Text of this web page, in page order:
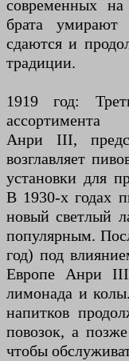
современных
брата
сдаются и
традиции.
1919 год:
ассортимента
Анри III,
возглавляет
установки для
В 1930-х годах
новый светлый
популярным.
год) под
Европе Анри III
лимонада и
напитков
повозок, а
чтобы